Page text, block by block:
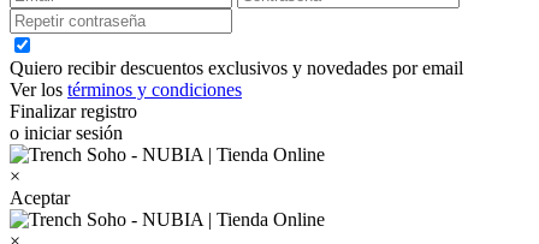
Quiero recibir descuentos exclusivos y novedades por email
Ver los términos y condiciones
Finalizar registro
o iniciar sesión
×
Aceptar